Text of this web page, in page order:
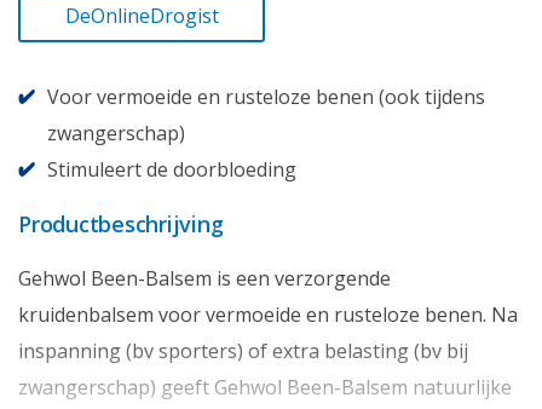
DeOnlineDrogist
Voor vermoeide en rusteloze benen (ook tijdens
zwangerschap)
Stimuleert de doorbloeding
Productbeschrijving
Gehwol Been-Balsem is een verzorgende
kruidenbalsem voor vermoeide en rusteloze benen. Na
inspanning (bv sporters) of extra belasting (bv bij
zwangerschap) geeft Gehwol Been-Balsem natuurlijke